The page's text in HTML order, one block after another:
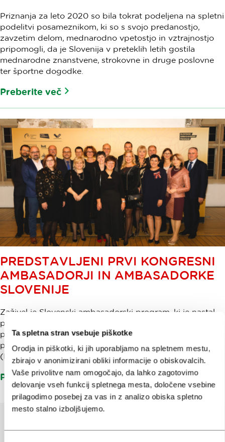
Ta spletna stran vsebuje piškotke
Orodja in piškotki, ki jih uporabljamo na spletnem mestu,
zbirajo v anonimizirani obliki informacije o obiskovalcih.
Vaše privolitve nam omogočajo, da lahko zagotovimo
delovanje vseh funkcij spletnega mesta, določene vsebine
prilagodimo posebej za vas in z analizo obiska spletno
mesto stalno izboljšujemo.
Priznanja za leto 2020 so bila tokrat podeljena na spletni
podelitvi posameznikom, ki so s svojo predanostjo,
zavzetim delom, mednarodno vpetostjo in vztrajnostjo
pripomogli, da je Slovenija v preteklih letih gostila
mednarodne znanstvene, strokovne in druge poslovne
ter športne dogodke.
Preberite več
PREDSTAVLJENI PRVI KONGRESNI
AMBASADORJI IN AMBASADORKE
SLOVENIJE
Zaživel je Slovenski ambasadorski program, ki je nastal
pod okriljem Slovenskega kongresnega urada ob
podpori Slovenske turistične organizacije in v tesnem
partnerstvu s Kongresnim uradom pri Turizmu Ljubljana
(KUL). V projekt se je aktivno vključilo še 16 partnerjev.
Preberite več